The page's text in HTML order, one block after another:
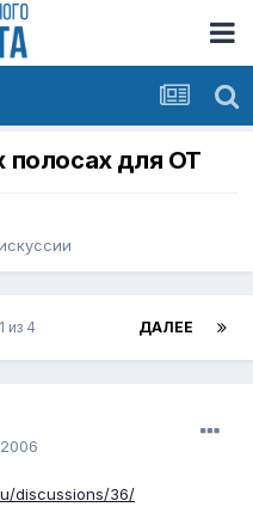
полосах для ОТ
ДАЛЕЕ
из 4
discussions/36/